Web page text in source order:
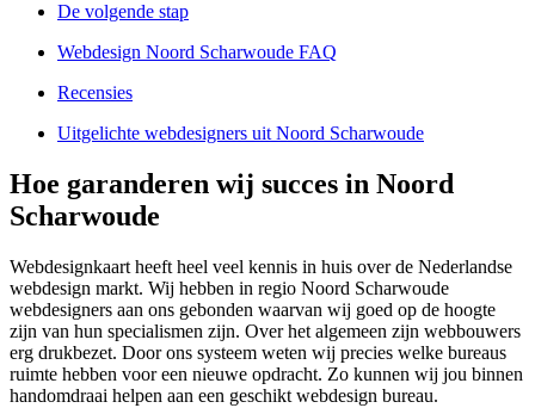
De volgende stap
Webdesign Noord Scharwoude FAQ
Recensies
Uitgelichte webdesigners uit Noord Scharwoude
Hoe garanderen wij succes in Noord
Scharwoude
Webdesignkaart heeft heel veel kennis in huis over de Nederlandse
webdesign markt. Wij hebben in regio Noord Scharwoude
webdesigners aan ons gebonden waarvan wij goed op de hoogte
zijn van hun specialismen zijn. Over het algemeen zijn webbouwers
erg drukbezet. Door ons systeem weten wij precies welke bureaus
ruimte hebben voor een nieuwe opdracht. Zo kunnen wij jou binnen
handomdraai helpen aan een geschikt webdesign bureau.